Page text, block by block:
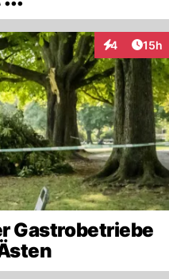
4
Interaktionen
15h
Gastrobetriebe